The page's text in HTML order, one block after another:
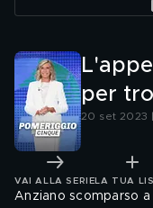
per
20 set 2023
VAI ALLA SERIE LA TUA
Anziano scomparso